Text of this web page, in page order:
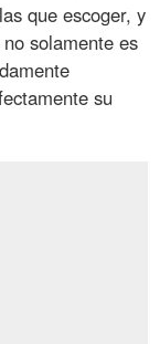
que escoger, y
solamente es
su